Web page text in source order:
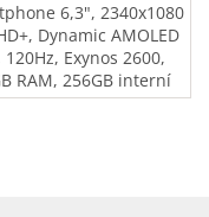
6,3", 2340x1080
Dynamic AMOLED
120Hz, Exynos 2600,
RAM, 256GB interní
fotoaparát zadní